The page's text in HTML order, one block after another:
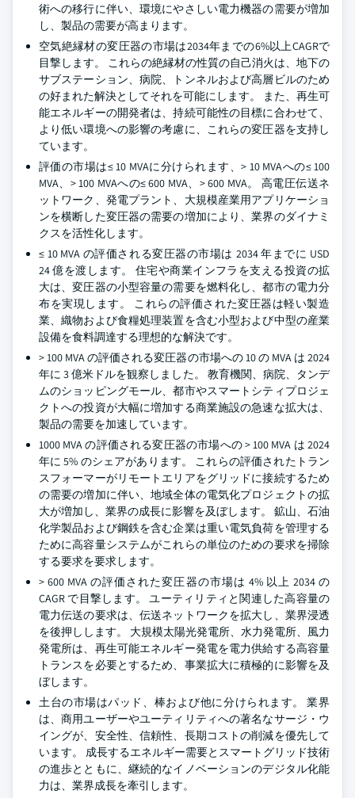
術への移行に伴い、環境にやさしい電力機器の需要が増加
し、製品の需要が高まります。
空気絶縁材の変圧器の市場は2034年までの6%以上CAGRで
目撃します。 これらの絶縁材の性質の自己消火は、地下の
サブステーション、病院、トンネルおよび高層ビルのため
の好まれた解決としてそれを可能にします。 また、再生可
能エネルギーの開発者は、持続可能性の目標に合わせて、
より低い環境への影響の考慮に、これらの変圧器を支持し
ています。
評価の市場は≤ 10 MVAに分けられます、> 10 MVAへの≤ 100
MVA、> 100 MVAへの≤ 600 MVA、> 600 MVA。 高電圧伝送ネ
ットワーク、発電プラント、大規模産業用アプリケーショ
ンを横断した変圧器の需要の増加により、業界のダイナミ
クスを活性化します。
≤ 10 MVA の評価される変圧器の市場は 2034 年までに USD
24 億を渡します。 住宅や商業インフラを支える投資の拡
大は、変圧器の小型容量の需要を燃料化し、都市の電力分
布を実現します。 これらの評価された変圧器は軽い製造
業、織物および食糧処理装置を含む小型および中型の産業
設備を食料調達する理想的な解決です。
> 100 MVA の評価される変圧器の市場への 10 の MVA は 2024
年に 3 億米ドルを観察しました。 教育機関、病院、タンデ
ムのショッピングモール、都市やスマートシティプロジェ
クトへの投資が大幅に増加する商業施設の急速な拡大は、
製品の需要を加速しています。
1000 MVA の評価される変圧器の市場への > 100 MVA は 2024
年に 5% のシェアがあります。 これらの評価されたトラン
スフォーマーがリモートエリアをグリッドに接続するため
の需要の増加に伴い、地域全体の電気化プロジェクトの拡
大が増加し、業界の成長に影響を及ぼします。 鉱山、石油
化学製品および鋼鉄を含む企業は重い電気負荷を管理する
ために高容量システムがこれらの単位のための要求を掃除
する要求を要求します。
> 600 MVA の評価された変圧器の市場は 4% 以上 2034 の
CAGR で目撃します。 ユーティリティと関連した高容量の
電力伝送の要求は、伝送ネットワークを拡大し、業界浸透
を後押しします。 大規模太陽光発電所、水力発電所、風力
発電所は、再生可能エネルギー発電を電力供給する高容量
トランスを必要とするため、事業拡大に積極的に影響を及
ぼします。
土台の市場はパッド、棒および他に分けられます。 業界
は、商用ユーザーやユーティリティへの著名なサージ・ウ
イングが、安全性、信頼性、長期コストの削減を優先して
います。 成長するエネルギー需要とスマートグリッド技術
の進歩とともに、継続的なイノベーションのデジタル化能
力は、業界成長を牽引します。